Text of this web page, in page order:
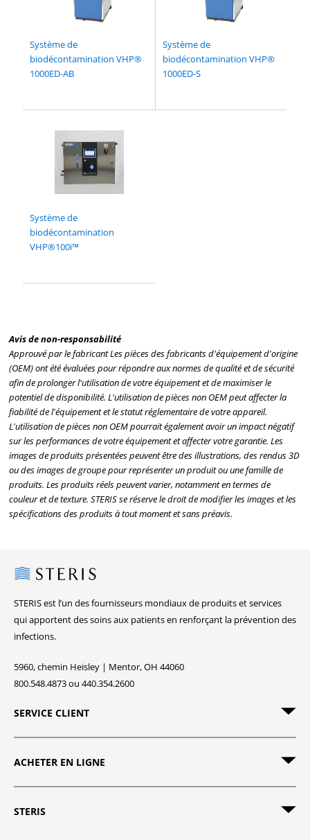
Système de
biodécontamination VHP®
1000ED-AB
Système de
biodécontamination VHP®
1000ED-S
Système de
biodécontamination
VHP®100i™
Avis de non-responsabilité
Approuvé par le fabricant Les pièces des fabricants d'équipement d'origine
(OEM) ont été évaluées pour répondre aux normes de qualité et de sécurité
afin de prolonger l'utilisation de votre équipement et de maximiser le
potentiel de disponibilité. L'utilisation de pièces non OEM peut affecter la
fiabilité de l'équipement et le statut réglementaire de votre appareil.
L'utilisation de pièces non OEM pourrait également avoir un impact négatif
sur les performances de votre équipement et affecter votre garantie. Les
images de produits présentées peuvent être des illustrations, des rendus 3D
ou des images de groupe pour représenter un produit ou une famille de
produits. Les produits réels peuvent varier, notamment en termes de
couleur et de texture. STERIS se réserve le droit de modifier les images et les
spécifications des produits à tout moment et sans préavis.
Steris
STERIS est l’un des fournisseurs mondiaux de produits et services
qui apportent des soins aux patients en renforçant la prévention des
infections.
5960, chemin Heisley | Mentor, OH 44060
800.548.4873 ou 440.354.2600
SERVICE CLIENT
ACHETER EN LIGNE
STERIS